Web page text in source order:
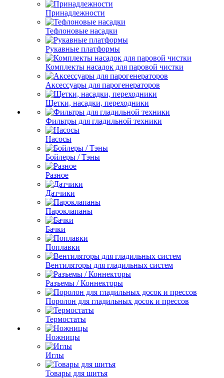
Принадлежности
Тефлоновые насадки
Рукавные платформы
Комплекты насадок для паровой чистки
Аксессуары для парогенераторов
Щетки, насадки, переходники
Фильтры для гладильной техники
Насосы
Бойлеры / Тэны
Разное
Датчики
Пароклапаны
Бачки
Поплавки
Вентиляторы для гладильных систем
Разъемы / Коннекторы
Поролон для гладильных досок и прессов
Термостаты
Ножницы
Иглы
Товары для шитья